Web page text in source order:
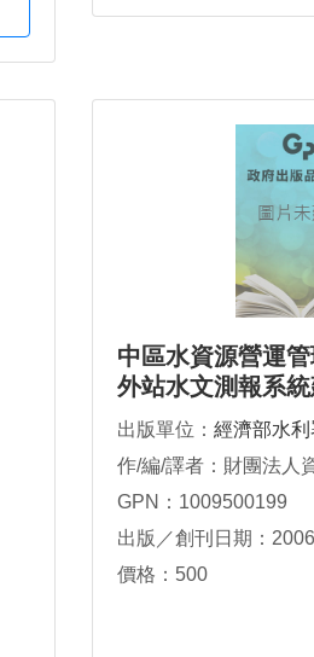
中區水資源營運
外站水文測報系
出版單位： 經濟部水
作/編/譯者：財團法人
GPN：1009500199
出版／創刊日期：
價格：500